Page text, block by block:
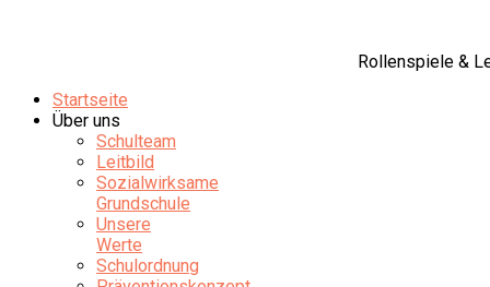
Rollenspiele &
Startseite
Über uns
Schulteam
Leitbild
Sozialwirksame
Grundschule
Unsere
Werte
Schulordnung